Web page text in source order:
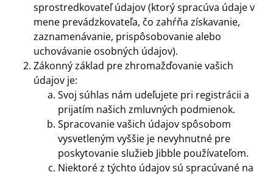
sprostredkovateľ údajov (ktorý spracúva údaje v
mene prevádzkovateľa, čo zahŕňa získavanie,
zaznamenávanie, prispôsobovanie alebo
uchovávanie osobných údajov).
Zákonný základ pre zhromažďovanie vašich
údajov je:
Svoj súhlas nám udeľujete pri registrácii a
prijatím našich zmluvných podmienok.
Spracovanie vašich údajov spôsobom
vysvetleným vyššie je nevyhnutné pre
poskytovanie služieb Jibble používateľom.
Niektoré z týchto údajov sú spracúvané na